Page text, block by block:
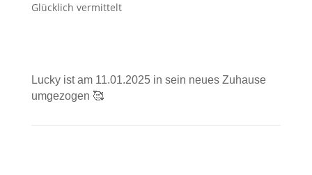
Glücklich vermittelt
Lucky ist am 11.01.2025 in sein neues Zuhause
umgezogen 🥰